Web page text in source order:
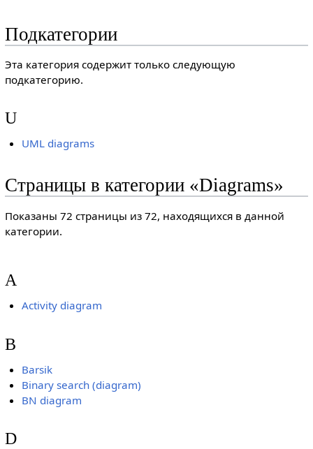
Подкатегории
Эта категория содержит только следующую
подкатегорию.
U
UML diagrams
Страницы в категории «Diagrams»
Показаны 72 страницы из 72, находящихся в данной
категории.
A
Activity diagram
B
Barsik
Binary search (diagram)
BN diagram
D